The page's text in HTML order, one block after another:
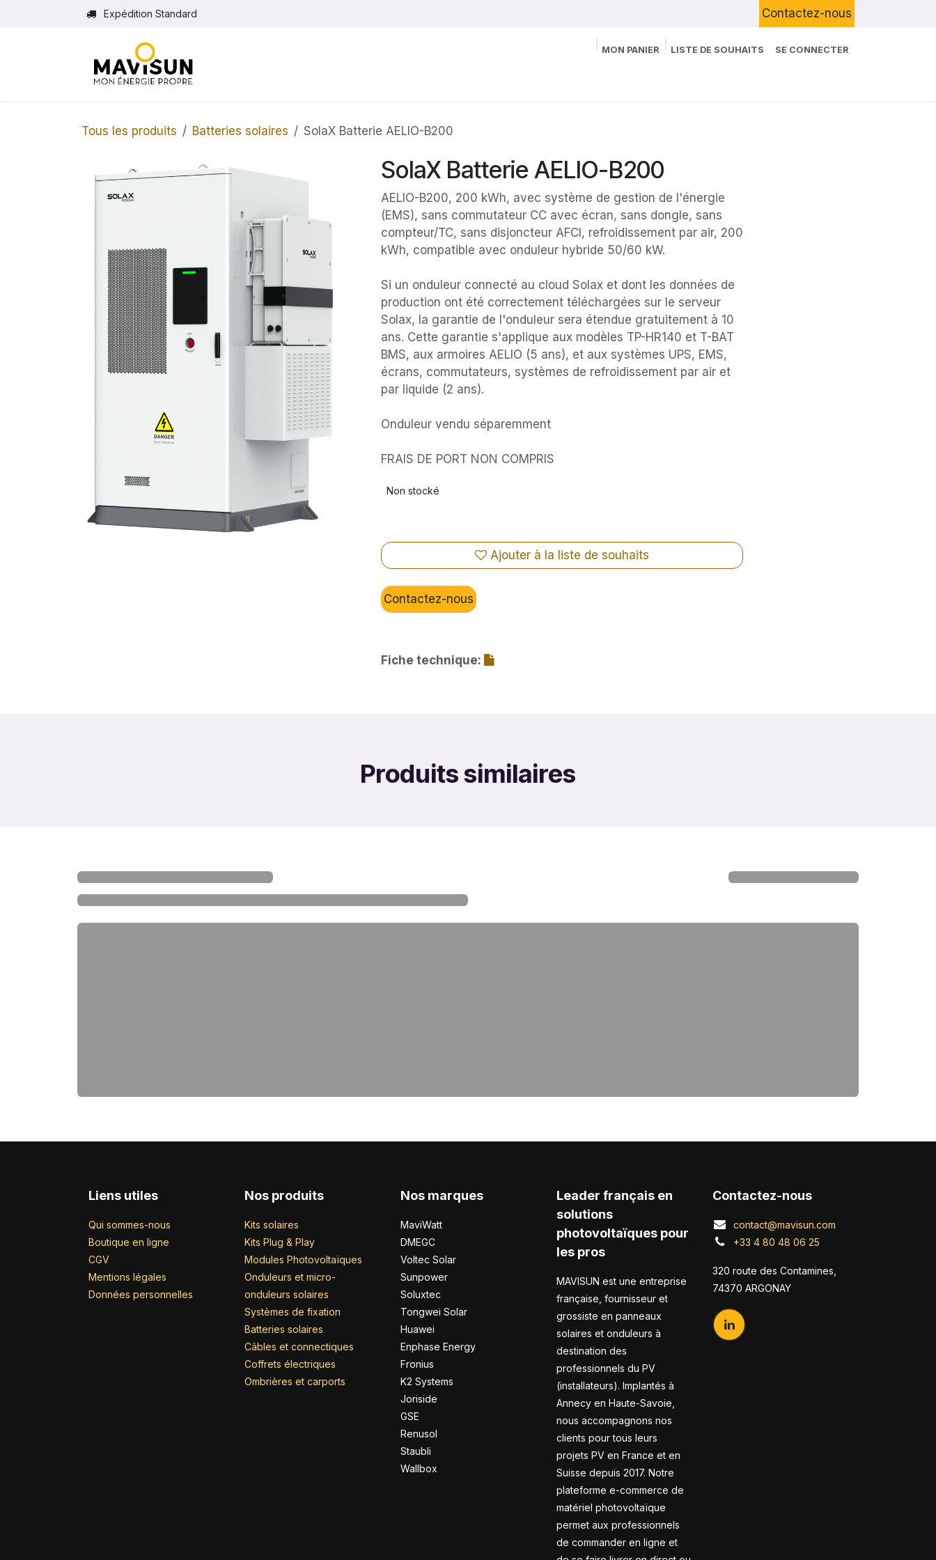
Se rendre au contenuExpédition Standard Contactez-nous
MON PANIER LISTE DE SOUHAITS SE CONNECTER
Tous les produits Batteries solaires SolaX Batterie AELIO-B200
SolaX Batterie AELIO-B200
AELIO-B200, 200 kWh, avec système de gestion de l'énergie
(EMS), sans commutateur CC avec écran, sans dongle, sans
compteur/TC, sans disjoncteur AFCI, refroidissement par air, 200
kWh, compatible avec onduleur hybride 50/60 kW.
Si un onduleur connecté au cloud Solax et dont les données de
production ont été correctement téléchargées sur le serveur
Solax, la garantie de l'onduleur sera étendue gratuitement à 10
ans. Cette garantie s'applique aux modèles TP-HR140 et T-BAT
BMS, aux armoires AELIO (5 ans), et aux systèmes UPS, EMS,
écrans, commutateurs, systèmes de refroidissement par air et
par liquide (2 ans).
Onduleur vendu séparemment
FRAIS DE PORT NON COMPRIS
Non stocké
Ajouter à la liste de souhaits
Contactez-nous
Fiche technique:
Produits similaires
Liens utiles
Qui sommes-nous
Boutique en ligne
CGV
Mentions légales
Données personnelles
Nos produits
Kits solaires
Kits Plug & Play
Modules Photovoltaïques
Onduleurs et micro-
onduleurs solaires
Systèmes de fixation
Batteries solaires
Câbles et connectiques
Coffrets électriques
Ombrières et carports
Nos marques
MaviWatt
DMEGC
Voltec Solar
Sunpower
Soluxtec
Tongwei Solar
Huawei
Enphase Energy
Fronius
K2 Systems
Joriside
GSE
Renusol
Staubli
Wallbox
Leader français en
solutions
photovoltaïques pour
les pros
MAVISUN est une entreprise
française, fournisseur et
grossiste en panneaux
solaires et onduleurs à
destination des
professionnels du PV
(installateurs). Implantés à
Annecy en Haute-Savoie,
nous accompagnons nos
clients pour tous leurs
projets PV en France et en
Suisse depuis 2017. Notre
plateforme e-commerce de
matériel photovoltaïque
permet aux professionnels
de commander en ligne et
Contactez-nous
contact@mavisun.com
+33 4 80 48 06 25
320 route des Contamines,
74370 ARGONAY